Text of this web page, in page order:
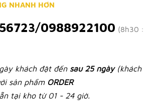
NHANH HƠN
0988922100 (8h30 :
khách đặt đến sau 25 ngày (khách
sản phẩm ORDER
tại kho từ 01 - 24 giờ.